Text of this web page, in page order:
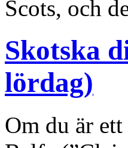
Scots, och
Skotska
lördag)
Om du är